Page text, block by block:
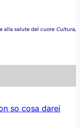
alla salute del cuore Cultura,